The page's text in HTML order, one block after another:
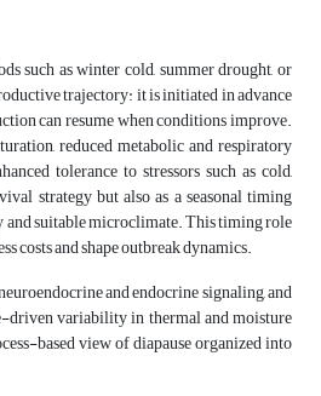
such as winter cold, summer drought, or
trajectory: it is initiated in advance
can resume when conditions improve.
reduced metabolic and respiratory
tolerance to stressors such as cold,
strategy but also as a seasonal timing
suitable microclimate. This timing role
costs and shape outbreak dynamics.
and endocrine signaling, and
driven variability in thermal and moisture
based view of diapause organized into